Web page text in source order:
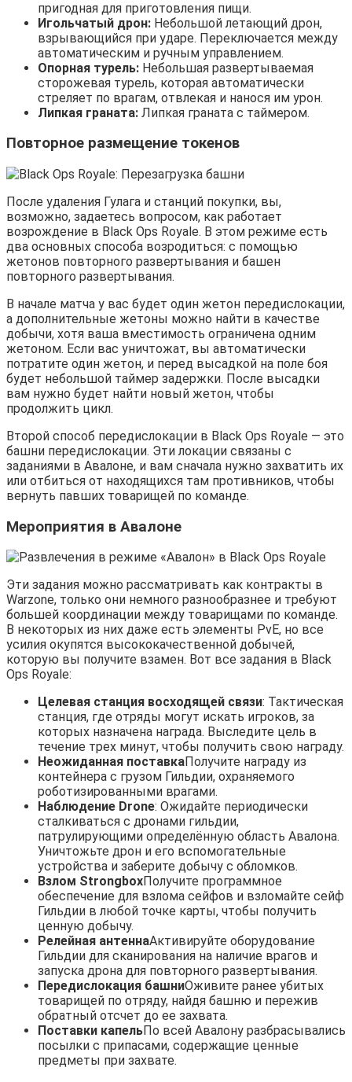
пригодная для приготовления пищи.
Игольчатый дрон: Небольшой летающий дрон,
взрывающийся при ударе. Переключается между
автоматическим и ручным управлением.
Опорная турель: Небольшая развертываемая
сторожевая турель, которая автоматически
стреляет по врагам, отвлекая и нанося им урон.
Липкая граната: Липкая граната с таймером.
Повторное размещение токенов
После удаления Гулага и станций покупки, вы,
возможно, задаетесь вопросом, как работает
возрождение в Black Ops Royale. В этом режиме есть
два основных способа возродиться: с помощью
жетонов повторного развертывания и башен
повторного развертывания.
В начале матча у вас будет один жетон передислокации,
а дополнительные жетоны можно найти в качестве
добычи, хотя ваша вместимость ограничена одним
жетоном. Если вас уничтожат, вы автоматически
потратите один жетон, и перед высадкой на поле боя
будет небольшой таймер задержки. После высадки
вам нужно будет найти новый жетон, чтобы
продолжить цикл.
Второй способ передислокации в Black Ops Royale — это
башни передислокации. Эти локации связаны с
заданиями в Авалоне, и вам сначала нужно захватить их
или отбиться от находящихся там противников, чтобы
вернуть павших товарищей по команде.
Мероприятия в Авалоне
Эти задания можно рассматривать как контракты в
Warzone, только они немного разнообразнее и требуют
большей координации между товарищами по команде.
В некоторых из них даже есть элементы PvE, но все
усилия окупятся высококачественной добычей,
которую вы получите взамен. Вот все задания в Black
Ops Royale:
Целевая станция восходящей связи: Тактическая
станция, где отряды могут искать игроков, за
которых назначена награда. Выследите цель в
течение трех минут, чтобы получить свою награду.
Неожиданная поставкаПолучите награду из
контейнера с грузом Гильдии, охраняемого
роботизированными врагами.
Наблюдение Drone: Ожидайте периодически
сталкиваться с дронами гильдии,
патрулирующими определённую область Авалона.
Уничтожьте дрон и его вспомогательные
устройства и заберите добычу с обломков.
Взлом StrongboxПолучите программное
обеспечение для взлома сейфов и взломайте сейф
Гильдии в любой точке карты, чтобы получить
ценную добычу.
Релейная антеннаАктивируйте оборудование
Гильдии для сканирования на наличие врагов и
запуска дрона для повторного развертывания.
Передислокация башниОживите ранее убитых
товарищей по отряду, найдя башню и пережив
обратный отсчет до ее захвата.
Поставки капельПо всей Авалону разбрасывались
посылки с припасами, содержащие ценные
предметы при захвате.